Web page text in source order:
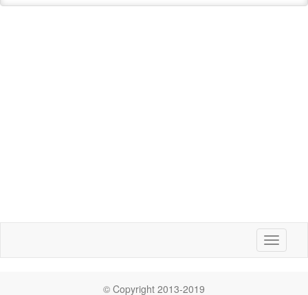
Toggle
© Copyright 2013-2019